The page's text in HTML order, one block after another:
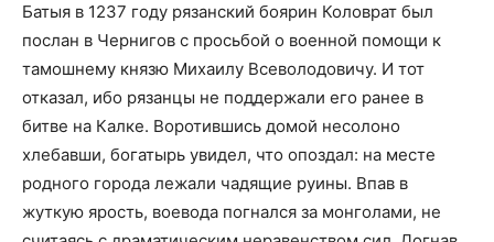
Батыя в 1237 году рязанский боярин Коловрат был
послан в Чернигов с просьбой о военной помощи к
тамошнему князю Михаилу Всеволодовичу. И тот
отказал, ибо рязанцы не поддержали его ранее в
битве на Калке. Воротившись домой несолоно
хлебавши, богатырь увидел, что опоздал: на месте
родного города лежали чадящие руины. Впав в
жуткую ярость, воевода погнался за монголами, не